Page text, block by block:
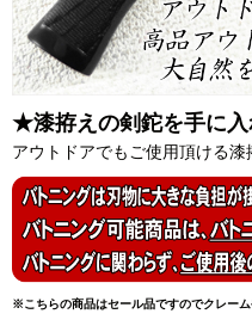
★漆拵えの剣鉈を手に
アウトドアでもご使用頂ける漆
※こちらの商品はセール品ですのでクレー